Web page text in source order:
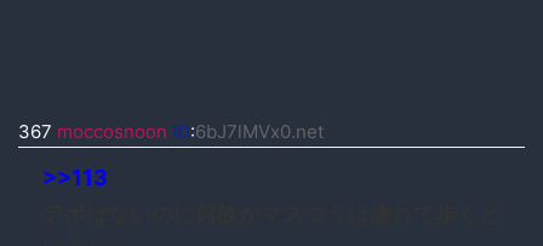
367 moccosnoon ID:6bJ7lMVx0.net
>>113